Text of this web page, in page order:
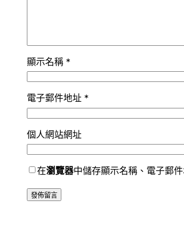
顯示名稱 *
電子郵件地址 *
個人網站網址
在瀏覽器中儲存顯示名稱、電子郵